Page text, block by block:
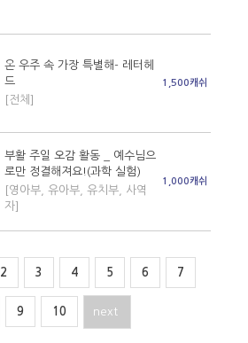
온 우주 속 가장 특별해- 레터헤
드
[전체]
1,500캐쉬
부활 주일 오감 활동 _ 예수님으
로만 정결해져요!(과학 실험)
[영아부, 유아부, 유치부, 사역
자]
1,000캐쉬
2 3 4 5 6 7
9 10 next